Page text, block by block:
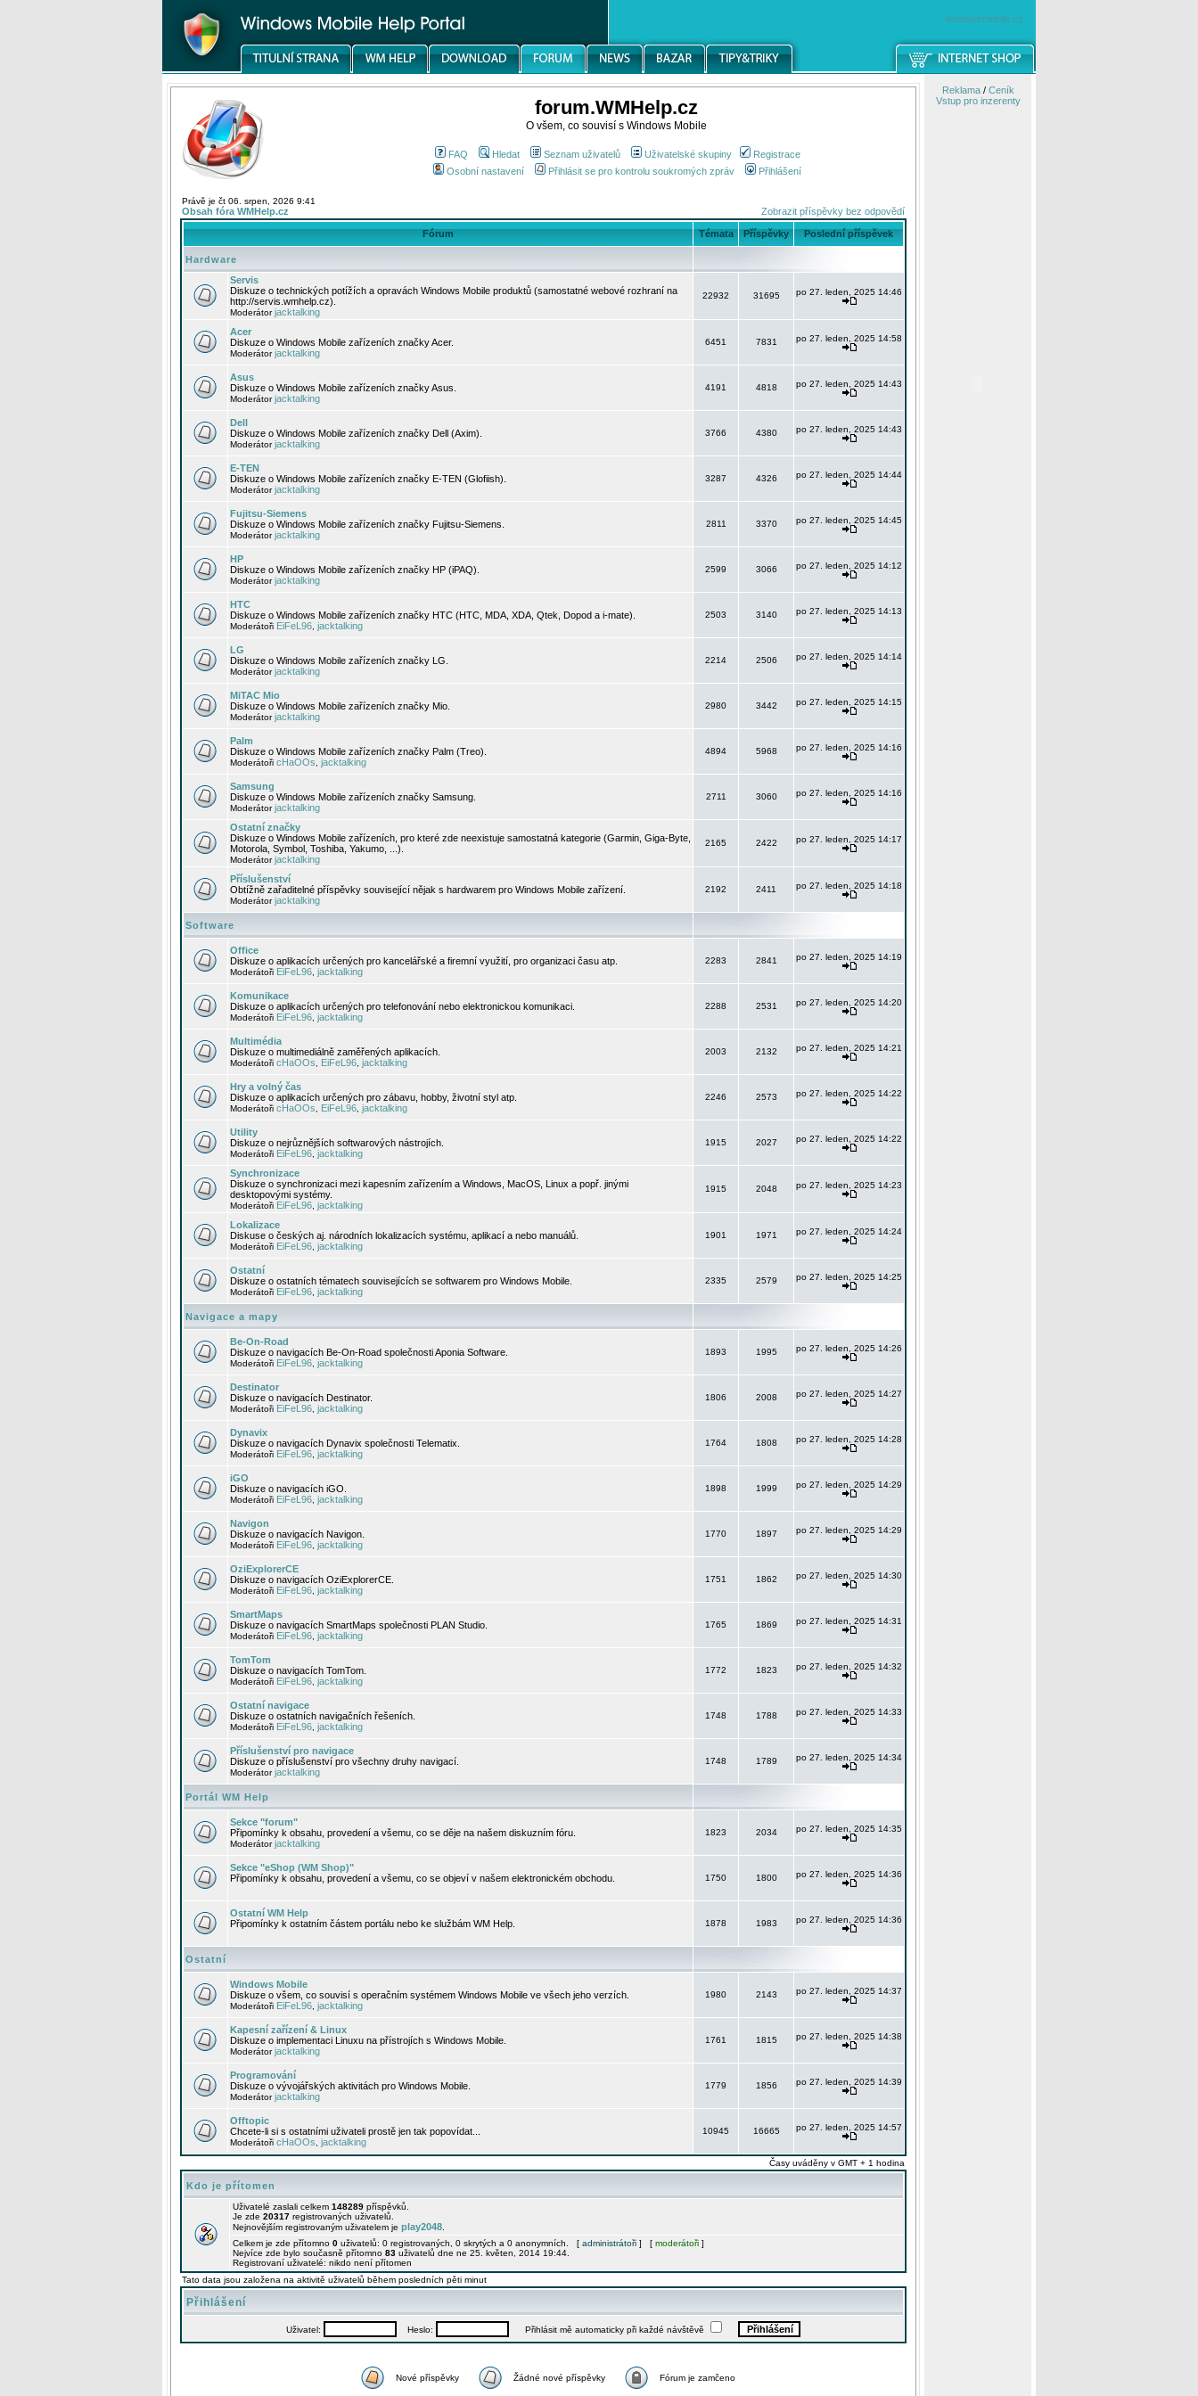
windowsmobile.cz
forum.WMHelp.cz
O všem, co souvisí s Windows Mobile
FAQ Hledat Seznam uživatelů Uživatelské skupiny
Registrace
Osobní nastavení
Přihlásit se pro kontrolu soukromých zpráv Přihlášení
Právě je čt 06. srpen, 2026 9:41
Obsah fóra WMHelp.cz Zobrazit příspěvky bez odpovědí
Fórum Témata Příspěvky Poslední příspěvek
Hardware
Servis
Diskuze o technických potížích a opravách Windows Mobile produktů (samostatné webové rozhraní na
http://servis.wmhelp.cz).
Moderátorjacktalking
22932 31695 po 27. leden, 2025 14:46
Acer
Diskuze o Windows Mobile zařízeních značky Acer.
Moderátorjacktalking
6451 7831 po 27. leden, 2025 14:58
Asus
Diskuze o Windows Mobile zařízeních značky Asus.
Moderátorjacktalking
4191 4818 po 27. leden, 2025 14:43
Dell
Diskuze o Windows Mobile zařízeních značky Dell (Axim).
Moderátorjacktalking
3766 4380 po 27. leden, 2025 14:43
E-TEN
Diskuze o Windows Mobile zařízeních značky E-TEN (Glofiish).
Moderátorjacktalking
3287 4326 po 27. leden, 2025 14:44
Fujitsu-Siemens
Diskuze o Windows Mobile zařízeních značky Fujitsu-Siemens.
Moderátorjacktalking
2811 3370 po 27. leden, 2025 14:45
HP
Diskuze o Windows Mobile zařízeních značky HP (iPAQ).
Moderátorjacktalking
2599 3066 po 27. leden, 2025 14:12
HTC
Diskuze o Windows Mobile zařízeních značky HTC (HTC, MDA, XDA, Qtek, Dopod a i-mate).
Moderátoři EiFeL96 jacktalking
2503 3140 po 27. leden, 2025 14:13
LG
Diskuze o Windows Mobile zařízeních značky LG.
Moderátorjacktalking
2214 2506 po 27. leden, 2025 14:14
MiTAC Mio
Diskuze o Windows Mobile zařízeních značky Mio.
Moderátorjacktalking
2980 3442 po 27. leden, 2025 14:15
Palm
Diskuze o Windows Mobile zařízeních značky Palm (Treo).
Moderátoři cHaOOs jacktalking
4894 5968 po 27. leden, 2025 14:16
Samsung
Diskuze o Windows Mobile zařízeních značky Samsung.
Moderátorjacktalking
2711 3060 po 27. leden, 2025 14:16
Ostatní značky
Diskuze o Windows Mobile zařízeních, pro které zde neexistuje samostatná kategorie (Garmin, Giga-Byte,
Motorola, Symbol, Toshiba, Yakumo, ...).
Moderátorjacktalking
2165 2422 po 27. leden, 2025 14:17
Příslušenství
Obtížně zařaditelné příspěvky související nějak s hardwarem pro Windows Mobile zařízení.
Moderátorjacktalking
2192 2411 po 27. leden, 2025 14:18
Software
Office
Diskuze o aplikacích určených pro kancelářské a firemní využití, pro organizaci času atp.
Moderátoři EiFeL96 jacktalking
2283 2841 po 27. leden, 2025 14:19
Komunikace
Diskuze o aplikacích určených pro telefonování nebo elektronickou komunikaci.
Moderátoři EiFeL96 jacktalking
2288 2531 po 27. leden, 2025 14:20
Multimédia
Diskuze o multimediálně zaměřených aplikacích.
Moderátoři cHaOOs EiFeL96 jacktalking
2003 2132 po 27. leden, 2025 14:21
Hry a volný čas
Diskuze o aplikacích určených pro zábavu, hobby, životní styl atp.
Moderátoři cHaOOs EiFeL96 jacktalking
2246 2573 po 27. leden, 2025 14:22
Utility
Diskuze o nejrůznějších softwarových nástrojích.
Moderátoři EiFeL96 jacktalking
1915 2027 po 27. leden, 2025 14:22
Synchronizace
Diskuze o synchronizaci mezi kapesním zařízením a Windows, MacOS, Linux a popř. jinými
desktopovými systémy.
Moderátoři EiFeL96 jacktalking
1915 2048 po 27. leden, 2025 14:23
Lokalizace
Diskuse o českých aj. národních lokalizacích systému, aplikací a nebo manuálů.
Moderátoři EiFeL96 jacktalking
1901 1971 po 27. leden, 2025 14:24
Ostatní
Diskuze o ostatních tématech souvisejících se softwarem pro Windows Mobile.
Moderátoři EiFeL96 jacktalking
2335 2579 po 27. leden, 2025 14:25
Navigace a mapy
Be-On-Road
Diskuze o navigacích Be-On-Road společnosti Aponia Software.
Moderátoři EiFeL96 jacktalking
1893 1995 po 27. leden, 2025 14:26
Destinator
Diskuze o navigacích Destinator.
Moderátoři EiFeL96 jacktalking
1806 2008 po 27. leden, 2025 14:27
Dynavix
Diskuze o navigacích Dynavix společnosti Telematix.
Moderátoři EiFeL96 jacktalking
1764 1808 po 27. leden, 2025 14:28
iGO
Diskuze o navigacích iGO.
Moderátoři EiFeL96 jacktalking
1898 1999 po 27. leden, 2025 14:29
Navigon
Diskuze o navigacích Navigon.
Moderátoři EiFeL96 jacktalking
1770 1897 po 27. leden, 2025 14:29
OziExplorerCE
Diskuze o navigacích OziExplorerCE.
Moderátoři EiFeL96 jacktalking
1751 1862 po 27. leden, 2025 14:30
SmartMaps
Diskuze o navigacích SmartMaps společnosti PLAN Studio.
Moderátoři EiFeL96 jacktalking
1765 1869 po 27. leden, 2025 14:31
TomTom
Diskuze o navigacích TomTom.
Moderátoři EiFeL96 jacktalking
1772 1823 po 27. leden, 2025 14:32
Ostatní navigace
Diskuze o ostatních navigačních řešeních.
Moderátoři EiFeL96 jacktalking
1748 1788 po 27. leden, 2025 14:33
Příslušenství pro navigace
Diskuze o příslušenství pro všechny druhy navigací.
Moderátorjacktalking
1748 1789 po 27. leden, 2025 14:34
Portál WM Help
Sekce "forum"
Připomínky k obsahu, provedení a všemu, co se děje na našem diskuzním fóru.
Moderátorjacktalking
1823 2034 po 27. leden, 2025 14:35
Sekce "eShop (WM Shop)"
Připomínky k obsahu, provedení a všemu, co se objeví v našem elektronickém obchodu.
1750 1800 po 27. leden, 2025 14:36
Ostatní WM Help
Připomínky k ostatním částem portálu nebo ke službám WM Help.
1878 1983 po 27. leden, 2025 14:36
Ostatní
Windows Mobile
Diskuze o všem, co souvisí s operačním systémem Windows Mobile ve všech jeho verzích.
Moderátoři EiFeL96 jacktalking
1980 2143 po 27. leden, 2025 14:37
Kapesní zařízení & Linux
Diskuze o implementaci Linuxu na přístrojích s Windows Mobile.
Moderátorjacktalking
1761 1815 po 27. leden, 2025 14:38
Programování
Diskuze o vývojářských aktivitách pro Windows Mobile.
Moderátorjacktalking
1779 1856 po 27. leden, 2025 14:39
Offtopic
Chcete-li si s ostatními uživateli prostě jen tak popovídat...
Moderátoři cHaOOs jacktalking
10945 16665 po 27. leden, 2025 14:57
Časy uváděny v GMT + 1 hodina
Kdo je přítomen
Uživatelé zaslali celkem 148289 příspěvků.
Je zde 20317 registrovaných uživatelů.
Nejnovějším registrovaným uživatelem je play2048
Celkem je zde přítomno 0 uživatelů: 0 registrovaných, 0 skrytých a 0 anonymních. [ administrátoři ] [ moderátoři ]
Nejvíce zde bylo současně přítomno 83 uživatelů dne ne 25. květen, 2014 19:44.
Registrovaní uživatelé: nikdo není přítomen
Tato data jsou založena na aktivitě uživatelů během posledních pěti minut
Přihlášení
Uživatel: Heslo: Přihlásit mě automaticky při každé návštěvě
Nové příspěvky Žádné nové příspěvky Fórum je zamčeno
Reklama/ Ceník
Vstup pro inzerenty